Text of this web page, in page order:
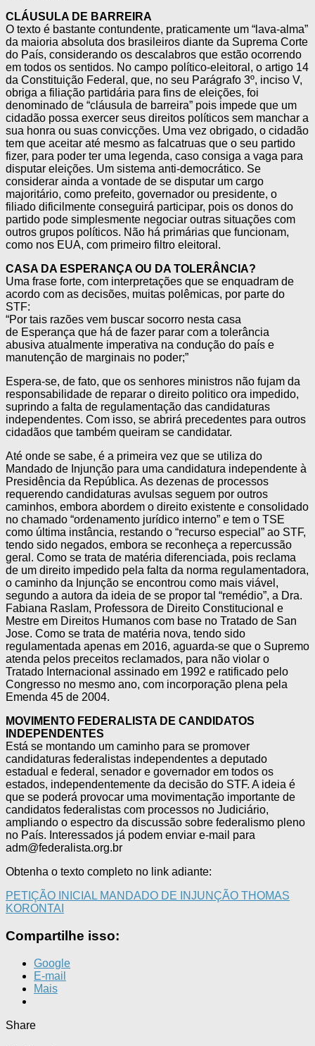
CLÁUSULA DE BARREIRA
O texto é bastante contundente, praticamente um “lava-alma”
da maioria absoluta dos brasileiros diante da Suprema Corte
do País, considerando os descalabros que estão ocorrendo
em todos os sentidos. No campo político-eleitoral, o artigo 14
da Constituição Federal, que, no seu Parágrafo 3º, inciso V,
obriga a filiação partidária para fins de eleições, foi
denominado de “cláusula de barreira” pois impede que um
cidadão possa exercer seus direitos políticos sem manchar a
sua honra ou suas convicções. Uma vez obrigado, o cidadão
tem que aceitar até mesmo as falcatruas que o seu partido
fizer, para poder ter uma legenda, caso consiga a vaga para
disputar eleições. Um sistema anti-democrático. Se
considerar ainda a vontade de se disputar um cargo
majoritário, como prefeito, governador ou presidente, o
filiado dificilmente conseguirá participar, pois os donos do
partido pode simplesmente negociar outras situações com
outros grupos políticos. Não há primárias que funcionam,
como nos EUA, com primeiro filtro eleitoral.
CASA DA ESPERANÇA OU DA TOLERÂNCIA?
Uma frase forte, com interpretações que se enquadram de
acordo com as decisões, muitas polêmicas, por parte do
STF:
“Por tais razões vem buscar socorro nesta casa
de Esperança que há de fazer parar com a tolerância
abusiva atualmente imperativa na condução do país e
manutenção de marginais no poder;”
Espera-se, de fato, que os senhores ministros não fujam da
responsabilidade de reparar o direito politico ora impedido,
suprindo a falta de regulamentação das candidaturas
independentes. Com isso, se abrirá precedentes para outros
cidadãos que também queiram se candidatar.
Até onde se sabe, é a primeira vez que se utiliza do
Mandado de Injunção para uma candidatura independente à
Presidência da República. As dezenas de processos
requerendo candidaturas avulsas seguem por outros
caminhos, embora abordem o direito existente e consolidado
no chamado “ordenamento jurídico interno” e tem o TSE
como última instância, restando o “recurso especial” ao STF,
tendo sido negados, embora se reconheça a repercussão
geral. Como se trata de matéria diferenciada, pois reclama
de um direito impedido pela falta da norma regulamentadora,
o caminho da Injunção se encontrou como mais viável,
segundo a autora da ideia de se propor tal “remédio”, a Dra.
Fabiana Raslam, Professora de Direito Constitucional e
Mestre em Direitos Humanos com base no Tratado de San
Jose. Como se trata de matéria nova, tendo sido
regulamentada apenas em 2016, aguarda-se que o Supremo
atenda pelos preceitos reclamados, para não violar o
Tratado Internacional assinado em 1992 e ratificado pelo
Congresso no mesmo ano, com incorporação plena pela
Emenda 45 de 2004.
MOVIMENTO FEDERALISTA DE CANDIDATOS
INDEPENDENTES
Está se montando um caminho para se promover
candidaturas federalistas independentes a deputado
estadual e federal, senador e governador em todos os
estados, independentemente da decisão do STF. A ideia é
que se poderá provocar uma movimentação importante de
candidatos federalistas com processos no Judiciário,
ampliando o espectro da discussão sobre federalismo pleno
no País. Interessados já podem enviar e-mail para
adm@federalista.org.br
Obtenha o texto completo no link adiante:
PETIÇÃO INICIAL MANDADO DE INJUNÇÃO THOMAS
KORONTAI
Compartilhe isso:
Google
E-mail
Mais
Share